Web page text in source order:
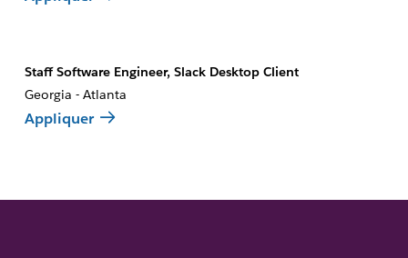
Staff Software Engineer, Slack Desktop Client
Georgia - Atlanta
Appliquer